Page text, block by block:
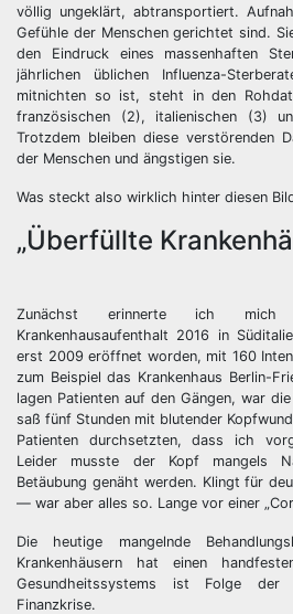
völlig ungeklärt, abtransportiert.
Gefühle der Menschen gerichtet sind.
den Eindruck eines massenhaften
jährlichen üblichen Influenza-
mitnichten so ist, steht in den
französischen (2), italienischen (3)
Trotzdem bleiben diese verstörenden
der Menschen und ängstigen sie.
Was steckt also wirklich hinter diesen
„Überfüllte
Zunächst erinnerte ich mich
Krankenhausaufenthalt 2016 in
erst 2009 eröffnet worden, mit 160
zum Beispiel das Krankenhaus Berlin-
lagen Patienten auf den Gängen, war
saß fünf Stunden mit blutender
Patienten durchsetzten, dass ich
Leider musste der Kopf mangels
Betäubung genäht werden. Klingt für
— war aber alles so. Lange vor einer
Die heutige mangelnde
Krankenhäusern hat einen
Gesundheitssystems ist Folge der
Finanzkrise.